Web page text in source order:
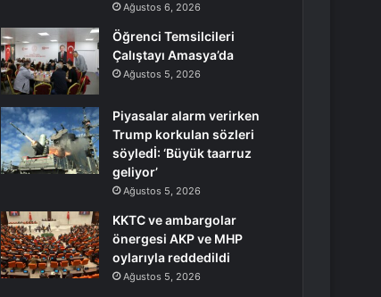
Ağustos 6, 2026
Öğrenci Temsilcileri
Çalıştayı Amasya’da
Ağustos 5, 2026
Piyasalar alarm verirken
Trump korkulan sözleri
söyledİ: ‘Büyük taarruz
geliyor’
Ağustos 5, 2026
KKTC ve ambargolar
önergesi AKP ve MHP
oylarıyla reddedildi
Ağustos 5, 2026